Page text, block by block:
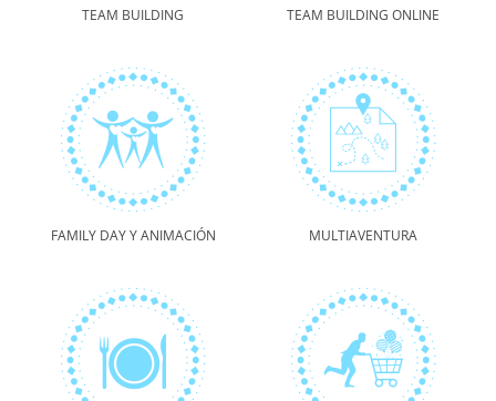
TEAM BUILDING TEAM BUILDING ONLINE
FAMILY DAY Y ANIMACIÓN MULTIAVENTURA